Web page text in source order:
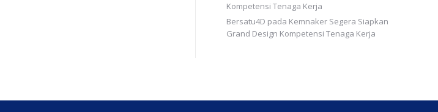
Kompetensi Tenaga Kerja
Bersatu4D pada Kemnaker Segera Siapkan
Grand Design Kompetensi Tenaga Kerja